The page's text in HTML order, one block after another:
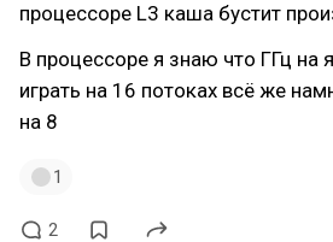
процессоре L3 каша бустит
В процессоре я знаю что ГГц на
играть на 16 потоках всё же
на 8
1
2